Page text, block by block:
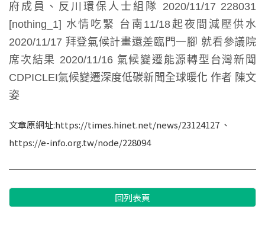
府成員、反川環保人士組隊 2020/11/17 228031
[nothing_1] 水情吃緊 台南11/18起夜間減壓供水
2020/11/17 拜登氣候計畫還差臨門一腳 就看參議院
席次結果 2020/11/16 氣候變遷能源轉型台灣新聞
CDPICLEI氣候變遷深度低碳新聞全球暖化 作者 陳文
姿
文章原網址:https://times.hinet.net/news/23124127 、
https://e-info.org.tw/node/228094
回列表頁